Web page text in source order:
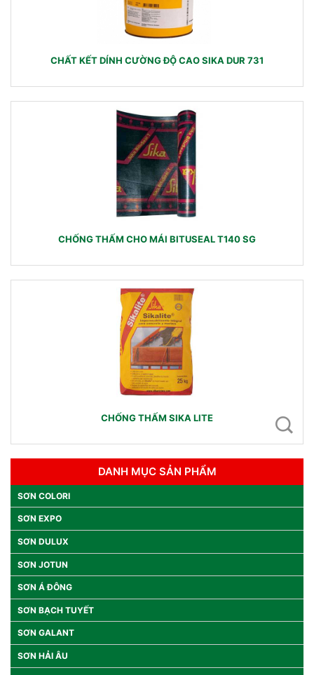
CHẤT KẾT DÍNH CƯỜNG ĐỘ CAO SIKA DUR 731
CHỐNG THẤM CHO MÁI BITUSEAL T140 SG
CHỐNG THẤM SIKA LITE
DANH MỤC SẢN PHẨM
SƠN COLORI
SƠN EXPO
SƠN DULUX
SƠN JOTUN
SƠN Á ĐÔNG
SƠN BẠCH TUYẾT
SƠN GALANT
SƠN HẢI ÂU